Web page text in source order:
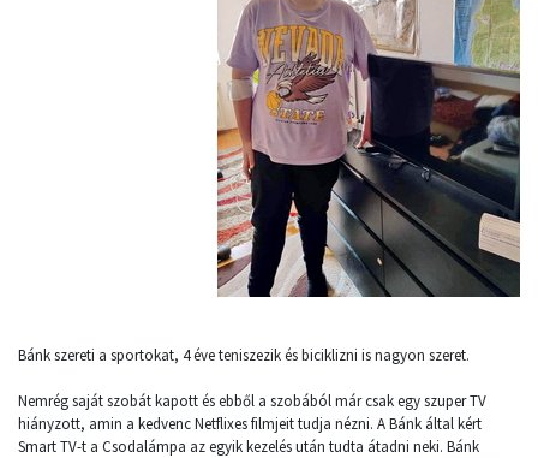
Bánk szereti a sportokat, 4 éve teniszezik és biciklizni is nagyon szeret.
Nemrég saját szobát kapott és ebből a szobából már csak egy szuper TV
hiányzott, amin a kedvenc Netflixes filmjeit tudja nézni. A Bánk által kért
Smart TV-t a Csodalámpa az egyik kezelés után tudta átadni neki. Bánk